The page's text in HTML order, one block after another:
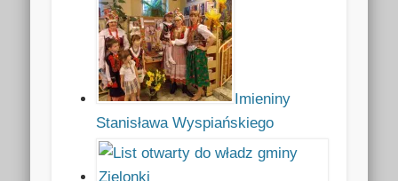
Imieniny
Stanisława Wyspiańskiego